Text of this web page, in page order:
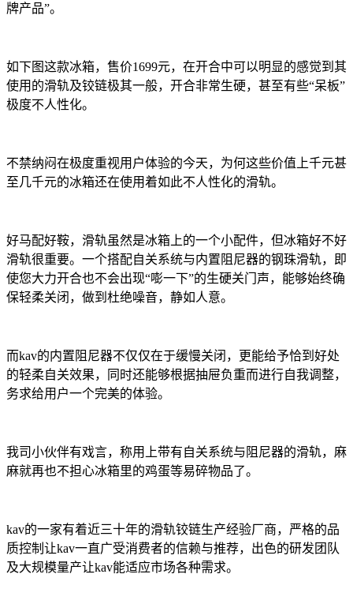
牌产品”。
如下图这款冰箱，售价1699元，在开合中可以明显的感觉到其
使用的滑轨及铰链极其一般，开合非常生硬，甚至有些“呆板”
极度不人性化。
不禁纳闷在极度重视用户体验的今天，为何这些价值上千元甚
至几千元的冰箱还在使用着如此不人性化的滑轨。
好马配好鞍，滑轨虽然是冰箱上的一个小配件，但冰箱好不好
滑轨很重要。一个搭配自关系统与内置阻尼器的钢珠滑轨，即
使您大力开合也不会出现“嘭一下”的生硬关门声，能够始终确
保轻柔关闭，做到杜绝噪音，静如人意。
而kav的内置阻尼器不仅仅在于缓慢关闭，更能给予恰到好处
的轻柔自关效果，同时还能够根据抽屉负重而进行自我调整，
务求给用户一个完美的体验。
我司小伙伴有戏言，称用上带有自关系统与阻尼器的滑轨，麻
麻就再也不担心冰箱里的鸡蛋等易碎物品了。
kav的一家有着近三十年的滑轨铰链生产经验厂商，严格的品
质控制让kav一直广受消费者的信赖与推荐，出色的研发团队
及大规模量产让kav能适应市场各种需求。